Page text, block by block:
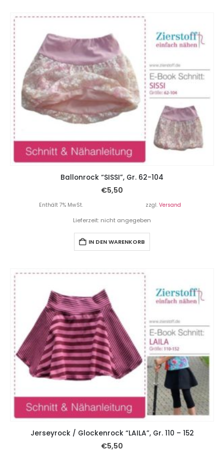
Ballonrock “SISSI”, Gr. 62-104
€5,50
Enthält 7% MwSt. zzgl. Versand
Lieferzeit: nicht angegeben
IN DEN WARENKORB
Jerseyrock / Glockenrock “LAILA”, Gr. 110 – 152
€5,50